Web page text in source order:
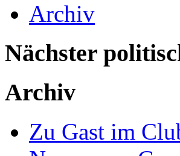
Archiv
Nächster
Archiv
Zu Gast im